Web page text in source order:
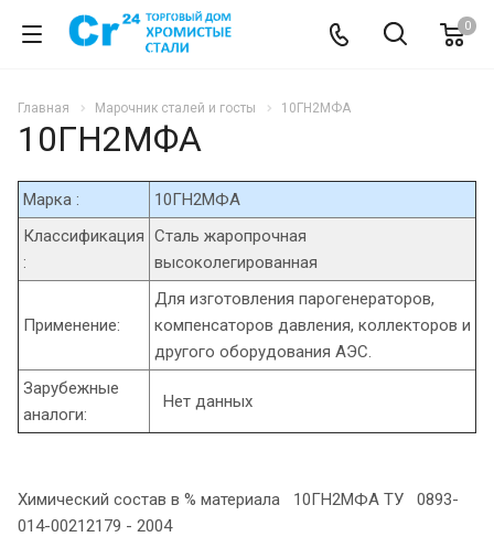
0
Главная Марочник сталей и госты 10ГН2МФА
10ГН2МФА
Марка :
10ГН2МФА
Классификация
:
Сталь жаропрочная
высоколегированная
Применение:
Для изготовления парогенераторов,
компенсаторов давления, коллекторов и
другого оборудования АЭС.
Зарубежные
аналоги:
Нет данных
Химический состав в % материала 10ГН2МФА ТУ 0893-
014-00212179 - 2004